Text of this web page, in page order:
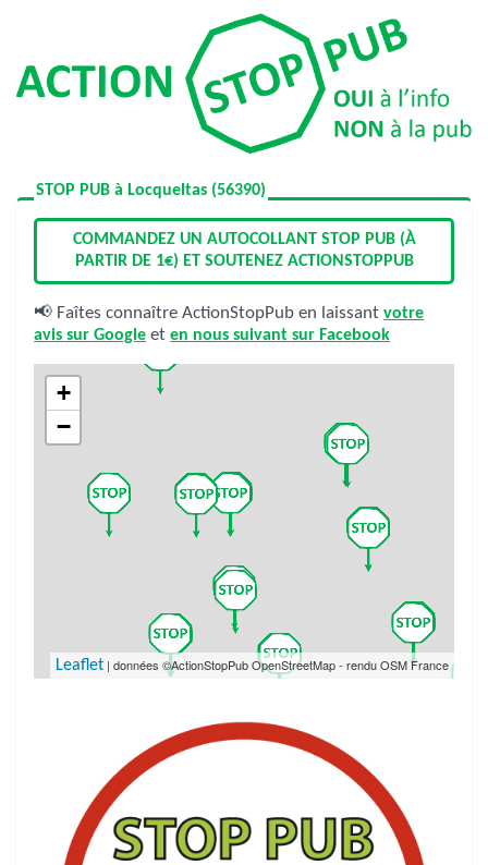
STOP PUB à Locqueltas (56390)
COMMANDEZ UN AUTOCOLLANT STOP PUB (À
PARTIR DE 1€) ET SOUTENEZ ACTIONSTOPPUB
📢 Faîtes connaître ActionStopPub en laissantvotre
avis sur Google eten nous suivant sur Facebook
+
−
Leaflet| données ©ActionStopPub OpenStreetMap - rendu OSM France